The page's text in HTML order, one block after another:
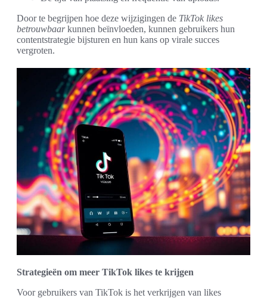
Door te begrijpen hoe deze wijzigingen de TikTok likes
betrouwbaarkunnen beïnvloeden, kunnen gebruikers hun
contentstrategie bijsturen en hun kans op virale succes
vergroten.
Strategieën om meer TikTok likes te krijgen
Voor gebruikers van TikTok is het verkrijgen van likes